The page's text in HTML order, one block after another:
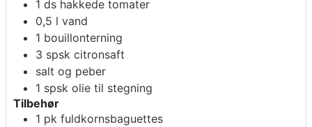
1 ds hakkede tomater
0,5 l vand
1 bouillonterning
3 spsk citronsaft
salt og peber
1 spsk olie til stegning
Tilbehør
1 pk fuldkornsbaguettes